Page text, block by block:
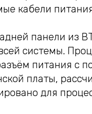
кабели
панели из
системы.
питания с
платы,
для